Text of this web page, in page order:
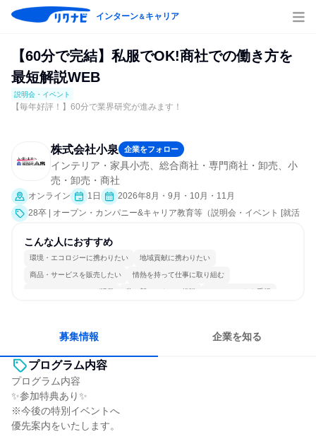
インターン＆キャリア
【60分で完結】私服でOK!商社での働き方を
最短解説WEB
説明会・イベント
【毎年好評！】60分で業界研究が進みます！
株式会社小泉 企業をフォロー
インテリア・家具小売、総合商社・専門商社・卸売、小
売・卸売・商社
オンライン 1日
2026年8月・9月・10月・11月
28卒 | オープン・カンパニー&キャリア教育等（説明会・イベント [就活
こんな人におすすめ
環境・エコロジーに携わりたい 地域貢献に携わりたい
商品・サービスを販売したい 情熱を持って仕事に取り組む
コミュニケーションが活発 常に新しいものに挑戦 チームワークを重視
募集情報 企業を知る
プログラム内容
プログラム内容
✨参加特典あり✨
※今後の特別イベントへ
優先案内をいたします。